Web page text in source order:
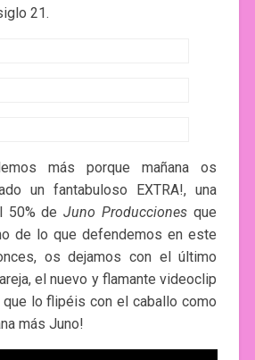
21.
más porque mañana os
un fantabuloso EXTRA!, una
50% deJuno Producciones que
de lo que defendemos en este
os dejamos con el último
el nuevo y flamante videoclip
que lo flipéis con el caballo como
más Juno!